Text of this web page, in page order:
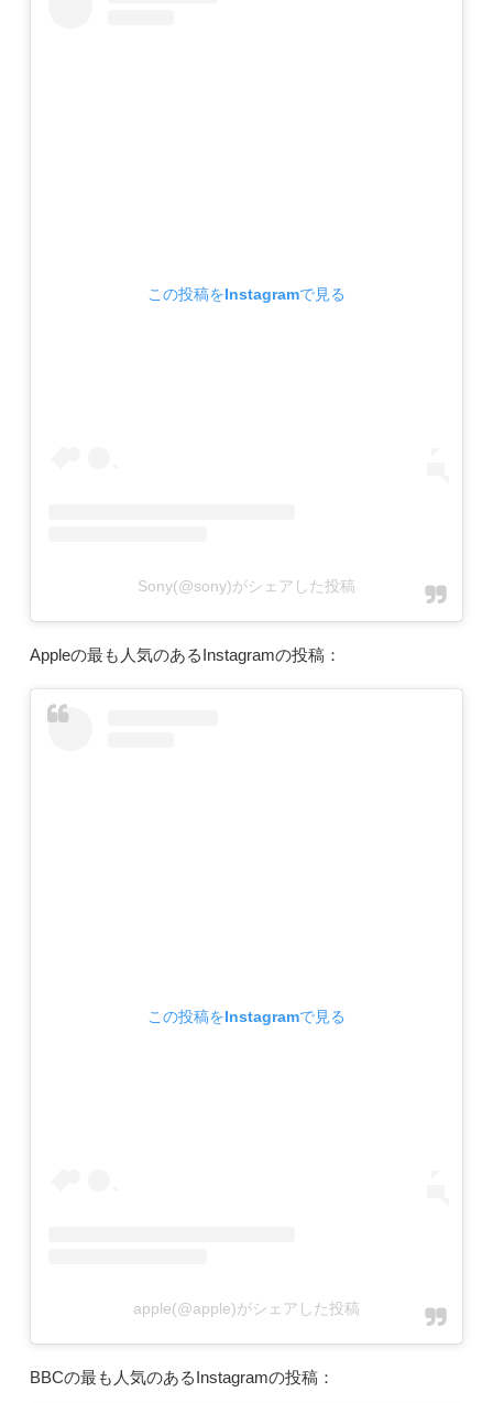
この投稿をInstagramで見る
Sony(@sony)がシェアした投稿
Appleの最も人気のあるInstagramの投稿：
この投稿をInstagramで見る
apple(@apple)がシェアした投稿
BBCの最も人気のあるInstagramの投稿：